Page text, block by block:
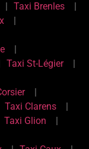
Taxi Brenles
Taxi St-Légier
Taxi Clarens
Taxi Glion